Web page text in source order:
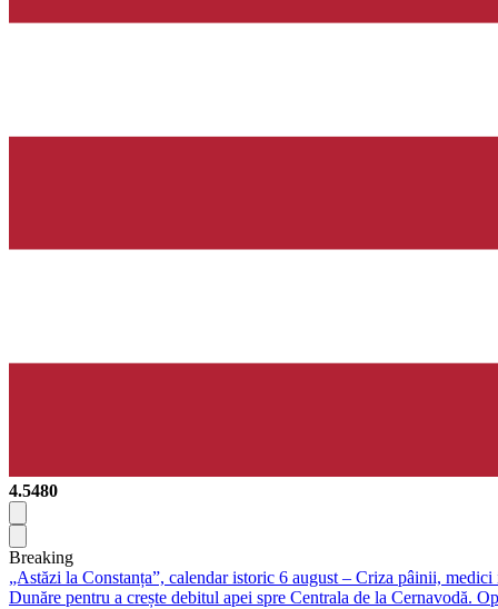
4.5480
Breaking
„Astăzi la Constanța”, calendar istoric 6 august – Criza pâinii,
Dunăre pentru a crește debitul apei spre Centrala de la Cernavodă.